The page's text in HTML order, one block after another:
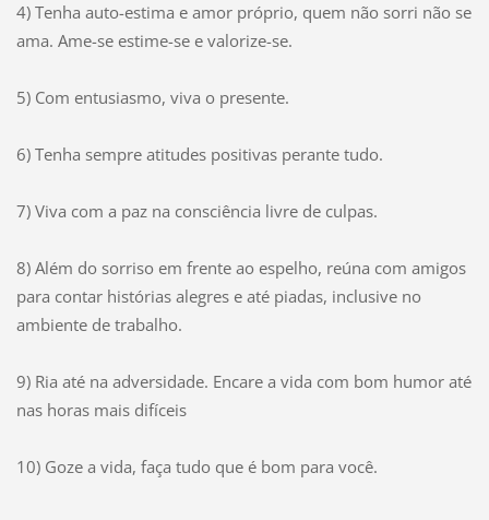
4) Tenha auto-estima e amor próprio, quem não sorri não se
ama. Ame-se estime-se e valorize-se.
5) Com entusiasmo, viva o presente.
6) Tenha sempre atitudes positivas perante tudo.
7) Viva com a paz na consciência livre de culpas.
8) Além do sorriso em frente ao espelho, reúna com amigos
para contar histórias alegres e até piadas, inclusive no
ambiente de trabalho.
9) Ria até na adversidade. Encare a vida com bom humor até
nas horas mais difíceis
10) Goze a vida, faça tudo que é bom para você.